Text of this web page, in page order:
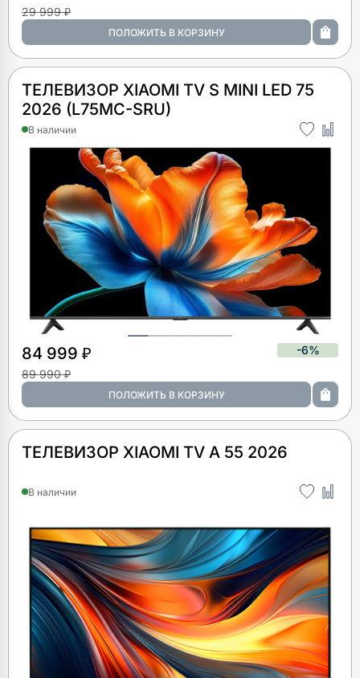
29 999 ₽
ТЕЛЕВИЗОР XIAOMI TV S MINI LED 75
2026 (L75MC-SRU)
В наличии
84 999 ₽
-6%
89 990 ₽
ТЕЛЕВИЗОР XIAOMI TV A 55 2026
В наличии